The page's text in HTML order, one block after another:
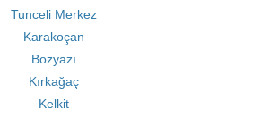
Tunceli Merkez
Karakoçan
Bozyazı
Kırkağaç
Kelkit